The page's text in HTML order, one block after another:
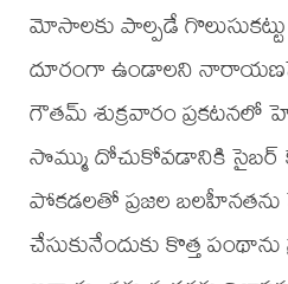
మోసాలకు పాల్పడే
దూరంగా ఉండాలని
గౌతమ్ శుక్రవారం ప్రకటనలో
సొమ్ము దోచుకోవడానికి సైబర్
పోకడలతో ప్రజల బలహీనతను
చేసుకునేందుకు కొత్త